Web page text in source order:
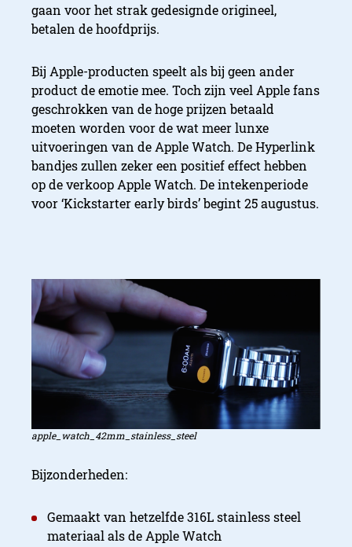
gaan voor het strak gedesignde origineel,
betalen de hoofdprijs.
Bij Apple-producten speelt als bij geen ander
product de emotie mee. Toch zijn veel Apple fans
geschrokken van de hoge prijzen betaald
moeten worden voor de wat meer lunxe
uitvoeringen van de Apple Watch. De Hyperlink
bandjes zullen zeker een positief effect hebben
op de verkoop Apple Watch. De intekenperiode
voor ‘Kickstarter early birds’ begint 25 augustus.
apple_watch_42mm_stainless_steel
Bijzonderheden:
Gemaakt van hetzelfde 316L stainless steel
materiaal als de Apple Watch